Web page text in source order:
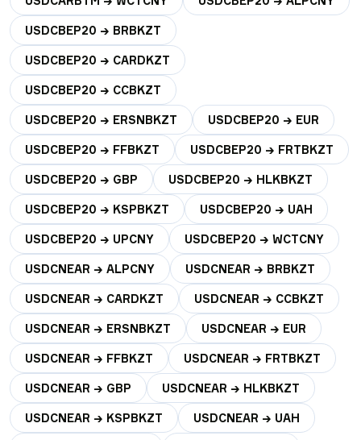
USDCBEP20 → BRBKZT
USDCBEP20 → CARDKZT
USDCBEP20 → CCBKZT
USDCBEP20 → ERSNBKZT USDCBEP20 → EUR
USDCBEP20 → FFBKZT USDCBEP20 → FRTBKZT
USDCBEP20 → GBP USDCBEP20 → HLKBKZT
USDCBEP20 → KSPBKZT USDCBEP20 → UAH
USDCBEP20 → UPCNY USDCBEP20 → WCTCNY
USDCNEAR → ALPCNY USDCNEAR → BRBKZT
USDCNEAR → CARDKZT USDCNEAR → CCBKZT
USDCNEAR → ERSNBKZT USDCNEAR → EUR
USDCNEAR → FFBKZT USDCNEAR → FRTBKZT
USDCNEAR → GBP USDCNEAR → HLKBKZT
USDCNEAR → KSPBKZT USDCNEAR → UAH